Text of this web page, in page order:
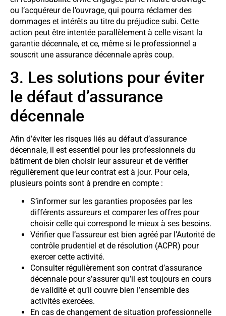
ou l’acquéreur de l’ouvrage, qui pourra réclamer des
dommages et intérêts au titre du préjudice subi. Cette
action peut être intentée parallèlement à celle visant la
garantie décennale, et ce, même si le professionnel a
souscrit une assurance décennale après coup.
3. Les solutions pour éviter
le défaut d’assurance
décennale
Afin d’éviter les risques liés au défaut d’assurance
décennale, il est essentiel pour les professionnels du
bâtiment de bien choisir leur assureur et de vérifier
régulièrement que leur contrat est à jour. Pour cela,
plusieurs points sont à prendre en compte :
S’informer sur les garanties proposées par les
différents assureurs et comparer les offres pour
choisir celle qui correspond le mieux à ses besoins.
Vérifier que l’assureur est bien agréé par l’Autorité de
contrôle prudentiel et de résolution (ACPR) pour
exercer cette activité.
Consulter régulièrement son contrat d’assurance
décennale pour s’assurer qu’il est toujours en cours
de validité et qu’il couvre bien l’ensemble des
activités exercées.
En cas de changement de situation professionnelle